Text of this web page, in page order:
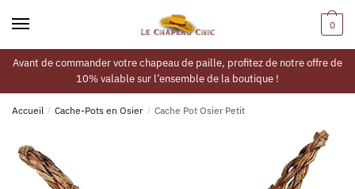
0
Avant de commander votre chapeau de paille, profitez de notre offre de
10% valable sur l’ensemble de la boutique !
Accueil / Cache-Pots en Osier / Cache Pot Osier Petit